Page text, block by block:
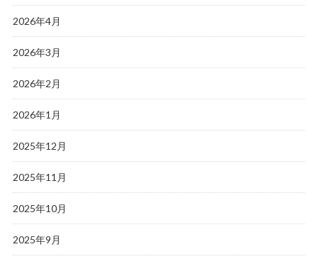
2026年4月
2026年3月
2026年2月
2026年1月
2025年12月
2025年11月
2025年10月
2025年9月